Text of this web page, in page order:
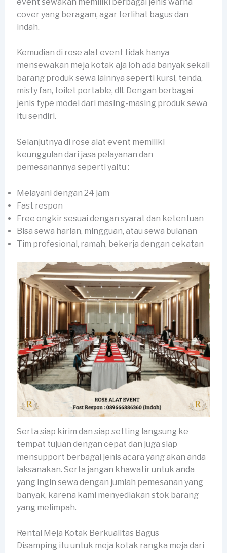
cover yang beragam, agar terlihat bagus dan
indah.
Kemudian di rose alat event tidak hanya
mensewakan meja kotak aja loh ada banyak sekali
barang produk sewa lainnya seperti kursi, tenda,
misty fan, toilet portable, dll. Dengan berbagai
jenis type model dari masing-masing produk sewa
itu sendiri.
Selanjutnya di rose alat event memiliki
keunggulan dari jasa pelayanan dan
pemesanannya seperti yaitu :
Melayani dengan 24 jam
Fast respon
Free ongkir sesuai dengan syarat dan ketentuan
Bisa sewa harian, mingguan, atau sewa bulanan
Tim profesional, ramah, bekerja dengan cekatan
Serta siap kirim dan siap setting langsung ke
tempat tujuan dengan cepat dan juga siap
mensupport berbagai jenis acara yang akan anda
laksanakan. Serta jangan khawatir untuk anda
yang ingin sewa dengan jumlah pemesanan yang
banyak, karena kami menyediakan stok barang
yang melimpah.
Rental Meja Kotak Berkualitas Bagus
Disamping itu untuk meja kotak rangka meja dari